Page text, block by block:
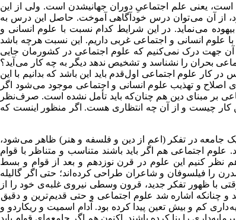
یعنی علم اجتماعیِ دوران جهانیشدن است. ولی از این
از آن می توان درس خودآگاهی آموخت. حاصل این درس به
می نماید. در این شرایط کدام نسبت با علوم انسانی و
علوم انسانی و اجتماعی غربی داریم. این نسبت هرچه باشد
آن جهت درک نمی‌کنیم که علوم اجتماعی در کشورمان جایی
بحران را نشناسد و تشخیص ندهد دیگر به چه کار می آید؟
در کار علوم اجتماعی اول‌قدم باید این باشد که بدانیم با این
و تهذیب علوم انسانی و اجتماعی موجود می شود اگر
بر مبنای دین هم چنان‌که باید تأمل نشده است. صرف‌نظر
این کار چیست و از آن چه انتظاری هست. اگر منظور اینست که
جامعه در تفکر (اعم از دین و فلسفه و هنر) ظاهر می شود،
اجتماعی هم اگر باید باشند متناسب و متناظر با قوام
نظر کنیم این علوم در قرن نوزدهم و بعد از قوام و بسط
را فیلسوفان و شاعران طراحی کرده اند؛ حتی اگر گالیله
با ظهور تفکر جدید، قرون وسطی نیروی غلبه‌ی خود را از
و چنانکه اشاره شد علوم اجتماعی و حتی قدیم ترین و دقیق
کم و بیش تعین پیدا کرده بود. آدام اسمیت و ریکاردو و
را بنا کرده باشند. اکنون هم اگر جامعه ای قوام یابد